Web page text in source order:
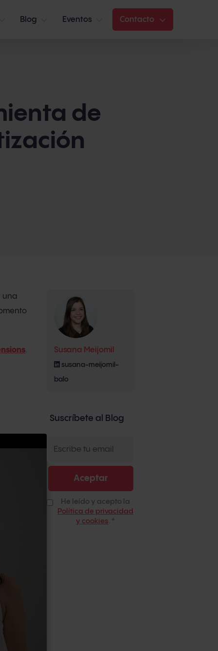
Blog Eventos Contacto
de
una
.
Susana Meijomil
susana-meijomil-
balo
Suscríbete al Blog
He leído y acepto la
Política de privacidad
y cookies *